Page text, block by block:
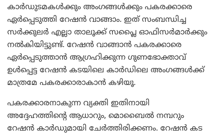
കാര്‍ഡുടമകള്‍ക്കും അംഗങ്ങള്‍ക്കും പകരക്കാരെ
ഏര്‍പ്പെടുത്തി റേഷന്‍ വാങ്ങാം. ഇത് സംബന്ധിച്ച
സര്‍ക്കുലര്‍ എല്ലാ താലൂക്ക് സപ്ലൈ ഓഫിസര്‍മാര്‍ക്കും
നല്‍കിയിട്ടുണ്ട്. റേഷന്‍ വാങ്ങാന്‍ പകരക്കാരെ
ഏര്‍പ്പെടുത്താന്‍ ആഗ്രഹിക്കുന്ന ഗുണഭോക്താവ്
ഉള്‍പ്പെട്ട റേഷന്‍ കടയിലെ കാര്‍ഡിലെ അംഗങ്ങള്‍ക്ക്
മാത്രമേ പകരക്കാരാകാന്‍ കഴിയൂ.
പകരക്കാരനാകുന്ന വ്യക്തി ഇതിനായി
അദ്ദേഹത്തിന്റെ ആധാറും, മൊബൈല്‍ നമ്പറും
റേഷന്‍ കാര്‍ഡുമായി ചേര്‍ത്തിരിക്കണം. റേഷന്‍ കട